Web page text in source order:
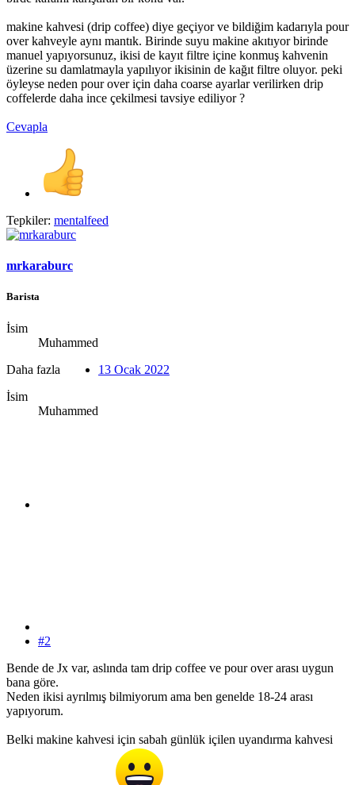
makine kahvesi (drip coffee) diye geçiyor ve bildiğim kadarıyla pour
over kahveyle aynı mantık. Birinde suyu makine akıtıyor birinde
manuel yapıyorsunuz, ikisi de kayıt filtre içine konmuş kahvenin
üzerine su damlatmayla yapılıyor ikisinin de kağıt filtre oluyor. peki
öyleyse neden pour over için daha coarse ayarlar verilirken drip
coffelerde daha ince çekilmesi tavsiye ediliyor ?
Cevapla
Tepkiler: mentalfeed
mrkaraburc
Barista
İsim
Muhammed
Daha fazla
İsim
Muhammed
13 Ocak 2022
#2
Bende de Jx var, aslında tam drip coffee ve pour over arası uygun
bana göre.
Neden ikisi ayrılmış bilmiyorum ama ben genelde 18-24 arası
yapıyorum.
Belki makine kahvesi için sabah günlük içilen uyandırma kahvesi